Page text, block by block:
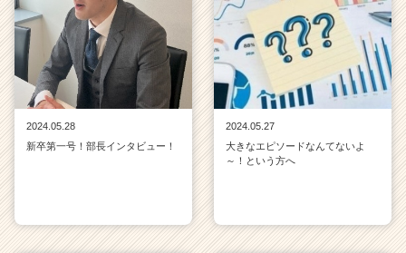
2024.05.28
新卒第一号！部長インタビュー！
2024.05.27
大きなエピソードなんてないよ
～！という方へ